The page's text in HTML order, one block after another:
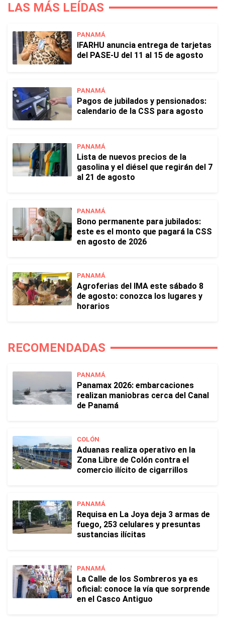
LAS MÁS LEÍDAS
PANAMÁ
IFARHU anuncia entrega de tarjetas
del PASE-U del 11 al 15 de agosto
PANAMÁ
Pagos de jubilados y pensionados:
calendario de la CSS para agosto
PANAMÁ
Lista de nuevos precios de la
gasolina y el diésel que regirán del 7
al 21 de agosto
PANAMÁ
Bono permanente para jubilados:
este es el monto que pagará la CSS
en agosto de 2026
PANAMÁ
Agroferias del IMA este sábado 8
de agosto: conozca los lugares y
horarios
RECOMENDADAS
PANAMÁ
Panamax 2026: embarcaciones
realizan maniobras cerca del Canal
de Panamá
COLÓN
Aduanas realiza operativo en la
Zona Libre de Colón contra el
comercio ilícito de cigarrillos
PANAMÁ
Requisa en La Joya deja 3 armas de
fuego, 253 celulares y presuntas
sustancias ilícitas
PANAMÁ
La Calle de los Sombreros ya es
oficial: conoce la vía que sorprende
en el Casco Antiguo